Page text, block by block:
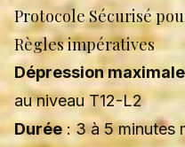
Protocole Sécurisé
Règles impératives
Dépression maximale
au niveau T12-L2
Durée : 3 à 5 minutes